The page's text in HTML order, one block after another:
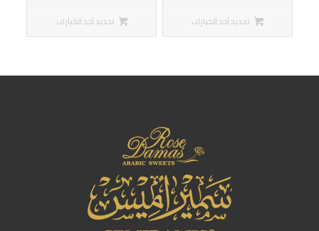
تحديد أحد الخيارات تحديد أحد الخيارات